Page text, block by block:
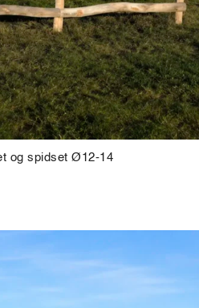
og spidset Ø12-14